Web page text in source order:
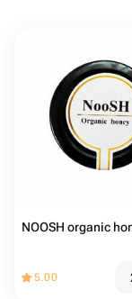
NOOSH organic
5.00